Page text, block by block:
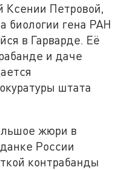
Ксении Петровой,
биологии гена РАН
в Гарварде. Её
и даче
штата
жюри в
России
контрабанды